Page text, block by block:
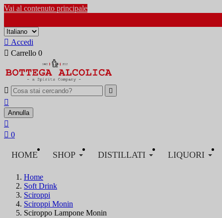
Vai al contenuto principale
 Accedi
 Carrello 0
 

Annulla

 0
HOME SHOP DISTILLATI LIQUORI
Home
Soft Drink
Sciroppi
Sciroppi Monin
Sciroppo Lampone Monin